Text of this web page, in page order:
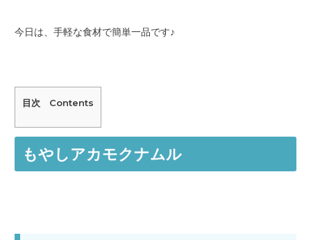
今日は、手軽な食材で簡単一品です♪
目次 Contents
もやしアカモクナムル